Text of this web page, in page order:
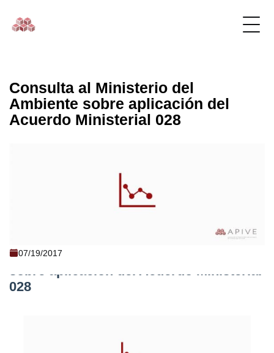
Consulta al Ministerio del
Ambiente sobre aplicación del
Acuerdo Ministerial 028
07/19/2017
Consulta al Ministerio del Ambiente
sobre aplicación del Acuerdo Ministerial
028